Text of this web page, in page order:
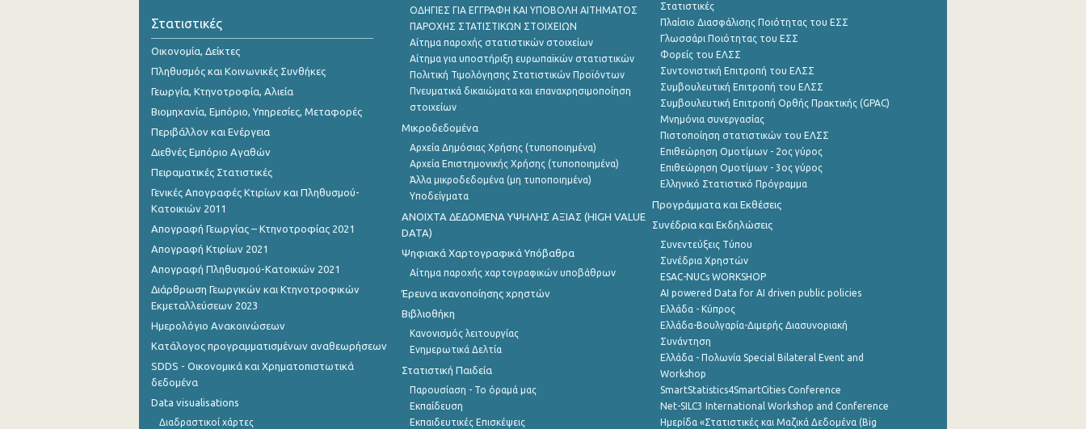
Στατιστικές
Οικονομία, Δείκτες
Πληθυσμός και Κοινωνικές Συνθήκες
Γεωργία, Κτηνοτροφία, Αλιεία
Βιομηχανία, Εμπόριο, Υπηρεσίες, Μεταφορές
Περιβάλλον και Ενέργεια
Διεθνές Εμπόριο Αγαθών
Πειραματικές Στατιστικές
Γενικές Απογραφές Κτιρίων και Πληθυσμού-
Κατοικιών 2011
Απογραφή Γεωργίας – Κτηνοτροφίας 2021
Απογραφή Κτιρίων 2021
Απογραφή Πληθυσμού-Κατοικιών 2021
Διάρθρωση Γεωργικών και Κτηνοτροφικών
Εκμεταλλεύσεων 2023
Ημερολόγιο Ανακοινώσεων
Κατάλογος προγραμματισμένων αναθεωρήσεων
SDDS - Οικονομικά και Χρηματοπιστωτικά
δεδομένα
Data visualisations
Διαδραστικοί χάρτες
ΟΔΗΓΙΕΣ ΓΙΑ ΕΓΓΡΑΦΗ ΚΑΙ ΥΠΟΒΟΛΗ ΑΙΤΗΜΑΤΟΣ
ΠΑΡΟΧΗΣ ΣΤΑΤΙΣΤΙΚΩΝ ΣΤΟΙΧΕΙΩΝ
Αίτημα παροχής στατιστικών στοιχείων
Αίτημα για υποστήριξη ευρωπαϊκών στατιστικών
Πολιτική Τιμολόγησης Στατιστικών Προϊόντων
Πνευματικά δικαιώματα και επαναχρησιμοποίηση
στοιχείων
Μικροδεδομένα
Αρχεία Δημόσιας Χρήσης (τυποποιημένα)
Αρχεία Επιστημονικής Χρήσης (τυποποιημένα)
Άλλα μικροδεδομένα (μη τυποποιημένα)
Υποδείγματα
ANOIXTA ΔΕΔΟΜΕΝΑ ΥΨΗΛΗΣ ΑΞΙΑΣ (HIGH VALUE
DATA)
Ψηφιακά Χαρτογραφικά Υπόβαθρα
Αίτημα παροχής χαρτογραφικών υποβάθρων
Έρευνα ικανοποίησης χρηστών
Βιβλιοθήκη
Κανονισμός λειτουργίας
Ενημερωτικά Δελτία
Στατιστική Παιδεία
Παρουσίαση - Το όραμά μας
Εκπαίδευση
Εκπαιδευτικές Επισκέψεις
Στατιστικές
Πλαίσιο Διασφάλισης Ποιότητας του ΕΣΣ
Γλωσσάρι Ποιότητας του ΕΣΣ
Φορείς του ΕΛΣΣ
Συντονιστική Επιτροπή του ΕΛΣΣ
Συμβουλευτική Επιτροπή του ΕΛΣΣ
Συμβουλευτική Επιτροπή Ορθής Πρακτικής (GPAC)
Μνημόνια συνεργασίας
Πιστοποίηση στατιστικών του ΕΛΣΣ
Επιθεώρηση Ομοτίμων - 2ος γύρος
Επιθεώρηση Ομοτίμων - 3ος γύρος
Ελληνικό Στατιστικό Πρόγραμμα
Προγράμματα και Εκθέσεις
Συνέδρια και Εκδηλώσεις
Συνεντεύξεις Τύπου
Συνέδρια Χρηστών
ESAC-NUCs WORKSHOP
AI powered Data for AI driven public policies
Ελλάδα - Κύπρος
Ελλάδα-Βουλγαρία-Διμερής Διασυνοριακή
Συνάντηση
Ελλάδα - Πολωνία Special Bilateral Event and
Workshop
SmartStatistics4SmartCities Conference
Net-SILC3 International Workshop and Conference
Ημερίδα «Στατιστικές και Μαζικά Δεδομένα (Big